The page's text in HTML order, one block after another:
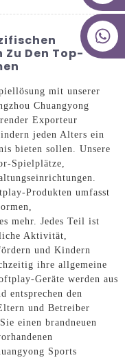
Den Top-
mit unserer
Chuangyong
Exporteur
jeden Alters ein
bieten sollen. Unsere
Spielplätze,
Produkten umfasst
mehr. Jedes Teil ist
Aktivität,
und Kindern
ihre allgemeine
Geräte werden aus
entsprechen den
und Betreiber
einen brandneuen
Sports